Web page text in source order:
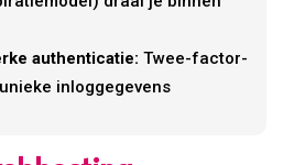
authenticatie: Twee-factor-
inloggegevens